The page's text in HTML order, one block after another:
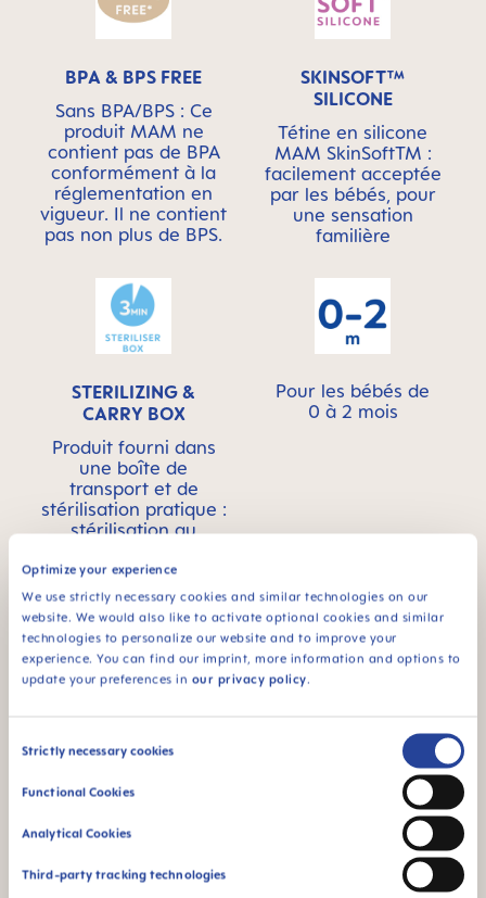
Optimize your experience
We use strictly necessary cookies and similar technologies on our
website. We would also like to activate optional cookies and similar
technologies to personalize our website and to improve your
experience. You can find our imprint, more information and options to
update your preferences in our privacy policy.
Consent
Strictly necessary cookies
Functional Cookies
Analytical Cookies
Third-party tracking technologies
BPA & BPS FREE
Sans BPA/BPS : Ce
produit MAM ne
contient pas de BPA
conformément à la
réglementation en
vigueur. Il ne contient
pas non plus de BPS.
SKINSOFT™
SILICONE
Tétine en silicone
MAM SkinSoftTM :
facilement acceptée
par les bébés, pour
une sensation
familière
STERILIZING &
CARRY BOX
Produit fourni dans
une boîte de
transport et de
stérilisation pratique :
stérilisation au
et ultra rapide
Pour les bébés de
0 à 2 mois
ACCEPTANCE
94 % d’acceptation
de la tétine :
facilement acceptée
par les bébés, pour
une sensation
familière